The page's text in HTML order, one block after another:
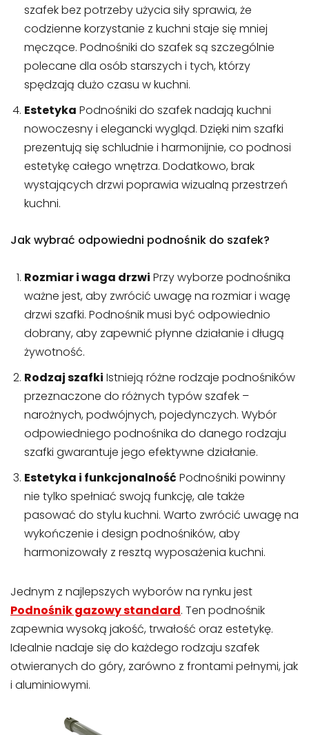
szafek bez potrzeby użycia siły sprawia, że
codzienne korzystanie z kuchni staje się mniej
męczące. Podnośniki do szafek są szczególnie
polecane dla osób starszych i tych, którzy
spędzają dużo czasu w kuchni.
Estetyka Podnośniki do szafek nadają kuchni
nowoczesny i elegancki wygląd. Dzięki nim szafki
prezentują się schludnie i harmonijnie, co podnosi
estetykę całego wnętrza. Dodatkowo, brak
wystających drzwi poprawia wizualną przestrzeń
kuchni.
Jak wybrać odpowiedni podnośnik do szafek?
Rozmiar i waga drzwi Przy wyborze podnośnika
ważne jest, aby zwrócić uwagę na rozmiar i wagę
drzwi szafki. Podnośnik musi być odpowiednio
dobrany, aby zapewnić płynne działanie i długą
żywotność.
Rodzaj szafki Istnieją różne rodzaje podnośników
przeznaczone do różnych typów szafek –
narożnych, podwójnych, pojedynczych. Wybór
odpowiedniego podnośnika do danego rodzaju
szafki gwarantuje jego efektywne działanie.
Estetyka i funkcjonalność Podnośniki powinny
nie tylko spełniać swoją funkcję, ale także
pasować do stylu kuchni. Warto zwrócić uwagę na
wykończenie i design podnośników, aby
harmonizowały z resztą wyposażenia kuchni.
Jednym z najlepszych wyborów na rynku jest
Podnośnik gazowy standard. Ten podnośnik
zapewnia wysoką jakość, trwałość oraz estetykę.
Idealnie nadaje się do każdego rodzaju szafek
otwieranych do góry, zarówno z frontami pełnymi, jak
i aluminiowymi.